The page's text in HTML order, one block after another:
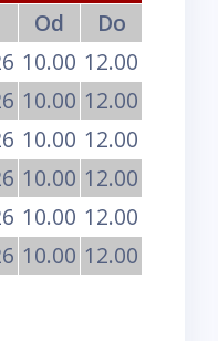
Od
Do
10.00 12.00
10.00 12.00
10.00 12.00
10.00 12.00
10.00 12.00
10.00 12.00